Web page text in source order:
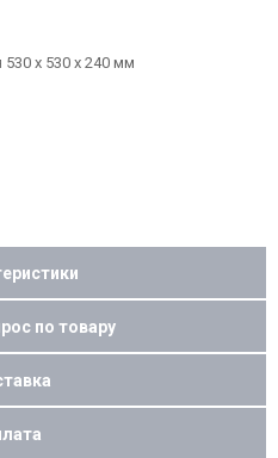
х 530 х 240 мм
по товару